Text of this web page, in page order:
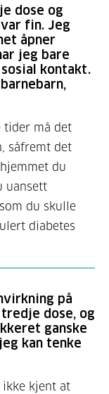
dose og
fin. Jeg
åpner
jeg bare
kontakt.
tider må det
såfremt det
du
uansett
du skulle
diabetes
på
dose, og
ganske
kan tenke
ikke kjent at